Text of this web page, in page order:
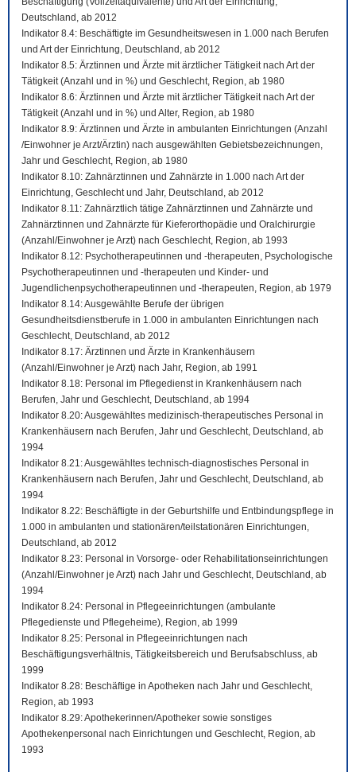
Deutschland, ab 2012
Indikator 8.4: Beschäftigte im Gesundheitswesen in 1.000 nach Berufen
und Art der Einrichtung, Deutschland, ab 2012
Indikator 8.5: Ärztinnen und Ärzte mit ärztlicher Tätigkeit nach Art der
Tätigkeit (Anzahl und in %) und Geschlecht, Region, ab 1980
Indikator 8.6: Ärztinnen und Ärzte mit ärztlicher Tätigkeit nach Art der
Tätigkeit (Anzahl und in %) und Alter, Region, ab 1980
Indikator 8.9: Ärztinnen und Ärzte in ambulanten Einrichtungen (Anzahl
/Einwohner je Arzt/Ärztin) nach ausgewählten Gebietsbezeichnungen,
Jahr und Geschlecht, Region, ab 1980
Indikator 8.10: Zahnärztinnen und Zahnärzte in 1.000 nach Art der
Einrichtung, Geschlecht und Jahr, Deutschland, ab 2012
Indikator 8.11: Zahnärztlich tätige Zahnärztinnen und Zahnärzte und
Zahnärztinnen und Zahnärzte für Kieferorthopädie und Oralchirurgie
(Anzahl/Einwohner je Arzt) nach Geschlecht, Region, ab 1993
Indikator 8.12: Psychotherapeutinnen und -therapeuten, Psychologische
Psychotherapeutinnen und -therapeuten und Kinder- und
Jugendlichenpsychotherapeutinnen und -therapeuten, Region, ab 1979
Indikator 8.14: Ausgewählte Berufe der übrigen
Gesundheitsdienstberufe in 1.000 in ambulanten Einrichtungen nach
Geschlecht, Deutschland, ab 2012
Indikator 8.17: Ärztinnen und Ärzte in Krankenhäusern
(Anzahl/Einwohner je Arzt) nach Jahr, Region, ab 1991
Indikator 8.18: Personal im Pflegedienst in Krankenhäusern nach
Berufen, Jahr und Geschlecht, Deutschland, ab 1994
Indikator 8.20: Ausgewähltes medizinisch-therapeutisches Personal in
Krankenhäusern nach Berufen, Jahr und Geschlecht, Deutschland, ab
1994
Indikator 8.21: Ausgewähltes technisch-diagnostisches Personal in
Krankenhäusern nach Berufen, Jahr und Geschlecht, Deutschland, ab
1994
Indikator 8.22: Beschäftigte in der Geburtshilfe und Entbindungspflege in
1.000 in ambulanten und stationären/teilstationären Einrichtungen,
Deutschland, ab 2012
Indikator 8.23: Personal in Vorsorge- oder Rehabilitationseinrichtungen
(Anzahl/Einwohner je Arzt) nach Jahr und Geschlecht, Deutschland, ab
1994
Indikator 8.24: Personal in Pflegeeinrichtungen (ambulante
Pflegedienste und Pflegeheime), Region, ab 1999
Indikator 8.25: Personal in Pflegeeinrichtungen nach
Beschäftigungsverhältnis, Tätigkeitsbereich und Berufsabschluss, ab
1999
Indikator 8.28: Beschäftige in Apotheken nach Jahr und Geschlecht,
Region, ab 1993
Indikator 8.29: Apothekerinnen/Apotheker sowie sonstiges
Apothekenpersonal nach Einrichtungen und Geschlecht, Region, ab
1993